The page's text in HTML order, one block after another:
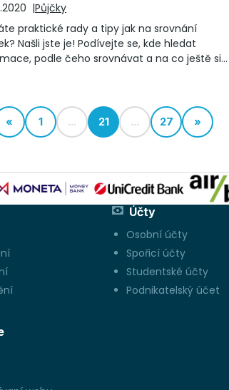
Půjčky
praktické rady a tipy jak na srovnání
Našli jste je! Podívejte se, kde hledat
podle čeho srovnávat a na co ještě si
« 1 ... 21 ... 27 »
Účty
Osobní účty
Spořicí účty
Studentské účty
Podnikatelský účet